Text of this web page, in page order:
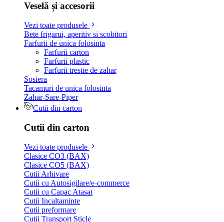
Veselă și accesorii
Vezi toate produsele
Bete frigarui, aperitiv si scobitori
Farfurii de unica folosinta
Farfurii carton
Farfurii plastic
Farfurii trestie de zahar
Sosiera
Tacamuri de unica folosinta
Zahar-Sare-Piper
Cutii din carton
Cutii din carton
Vezi toate produsele
Clasice CO3 (BAX)
Clasice CO5 (BAX)
Cutii Arhivare
Cutii cu Autosigilare/e-commerce
Cutii cu Capac Atasat
Cutii Incaltaminte
Cutii preformare
Cutii Transport Sticle